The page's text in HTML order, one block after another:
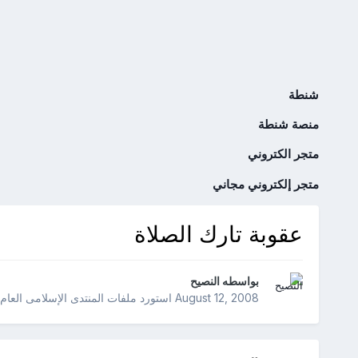
شنطة
منصة شنطة
متجر الكتروني
متجر إلكتروني مجاني
عقوبة تارك الصلاة
بواسطه النصيح
August 12, 2008استورد ملفات المنتدى الإسلامى العام